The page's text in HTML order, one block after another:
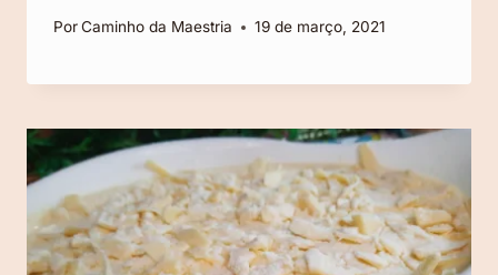
PorCaminho da Maestria 19 de março, 2021